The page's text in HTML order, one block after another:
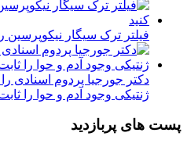
فیلتر ترک سیگار نیکوپرسین
دکتر جورجیا پردوم اسنادی
ژنتیکی وجود آدم و حوا را
پست های پربازدید